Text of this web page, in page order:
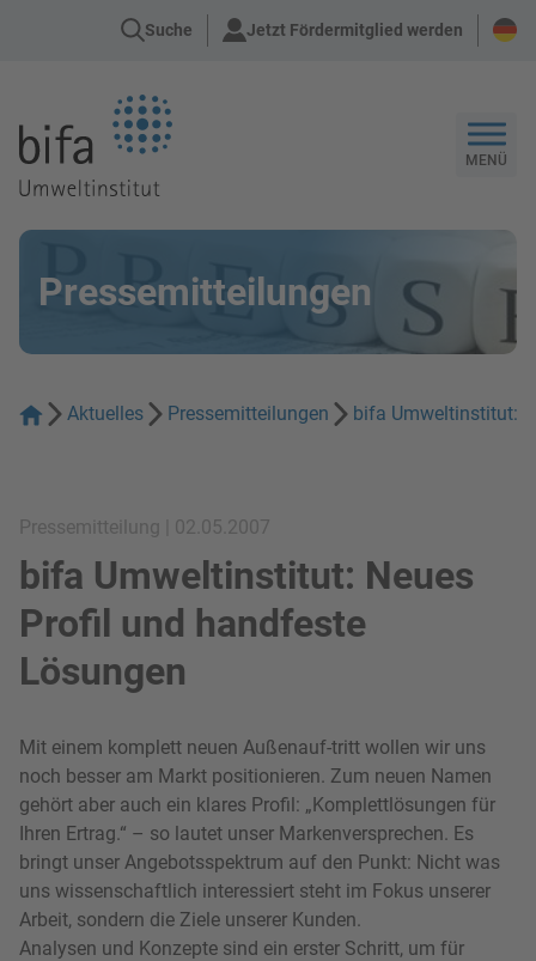
Suche Jetzt Fördermitglied werden
MENÜ
Pressemitteilungen
Aktuelles Pressemitteilungen bifa Umweltinstitut:
Pressemitteilung | 02.05.2007
bifa Umweltinstitut: Neues
Profil und handfeste
Lösungen
Mit einem komplett neuen Außenauf-tritt wollen wir uns
noch besser am Markt positionieren. Zum neuen Namen
gehört aber auch ein klares Profil: „Komplettlösungen für
Ihren Ertrag.“ – so lautet unser Markenversprechen. Es
bringt unser Angebotsspektrum auf den Punkt: Nicht was
uns wissenschaftlich interessiert steht im Fokus unserer
Arbeit, sondern die Ziele unserer Kunden.
Analysen und Konzepte sind ein erster Schritt, um für